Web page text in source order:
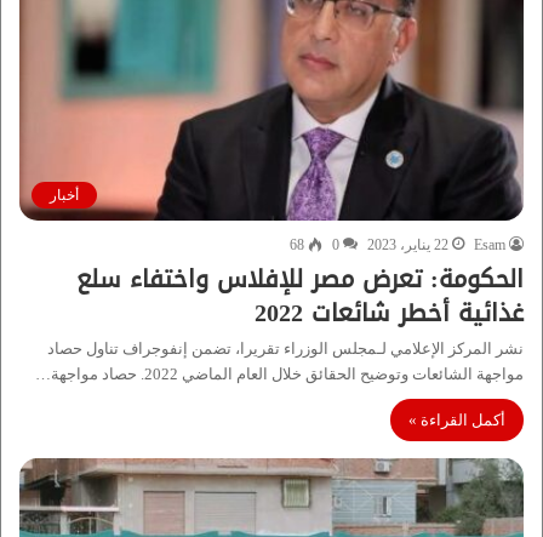
أخبار
Esam 22 يناير، 2023 0
68
الحكومة: تعرض مصر للإفلاس واختفاء سلع
غذائية أخطر شائعات 2022
نشر المركز الإعلامي لـمجلس الوزراء تقريرا، تضمن إنفوجراف تناول حصاد
مواجهة الشائعات وتوضيح الحقائق خلال العام الماضي 2022. حصاد مواجهة…
أكمل القراءة »